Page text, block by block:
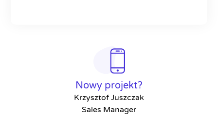
Nowy projekt?
Krzysztof Juszczak
Sales Manager